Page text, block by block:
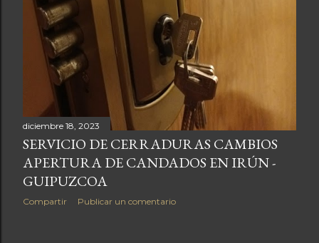
diciembre 18, 2023
SERVICIO DE CERRADURAS CAMBIOS
APERTURA DE CANDADOS EN IRÚN -
GUIPUZCOA
Compartir Publicar un comentario